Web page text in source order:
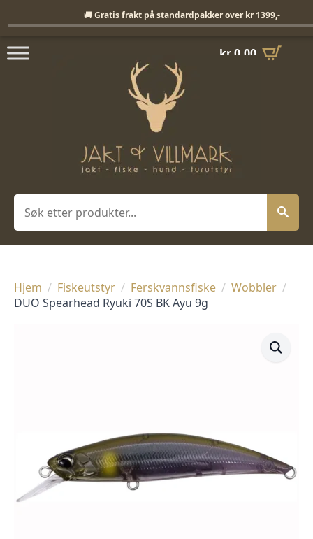
kr0,00
Søk
Hjem Fiskeutstyr Ferskvannsfiske
Wobbler
DUO Spearhead Ryuki 70S BK Ayu 9g
🚚 Gratis frakt på standardpakker over kr 1399,-